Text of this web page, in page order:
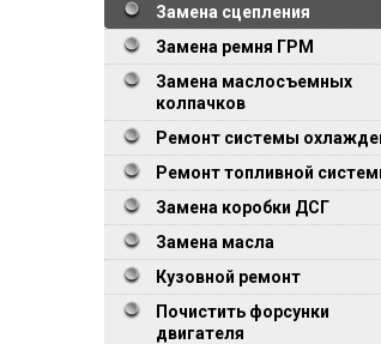
Замена сцепления
Замена ремня ГРМ
Замена маслосъемных
колпачков
Ремонт системы
Ремонт топливной
Замена коробки ДСГ
Замена масла
Кузовной ремонт
Почистить форсунки
двигателя